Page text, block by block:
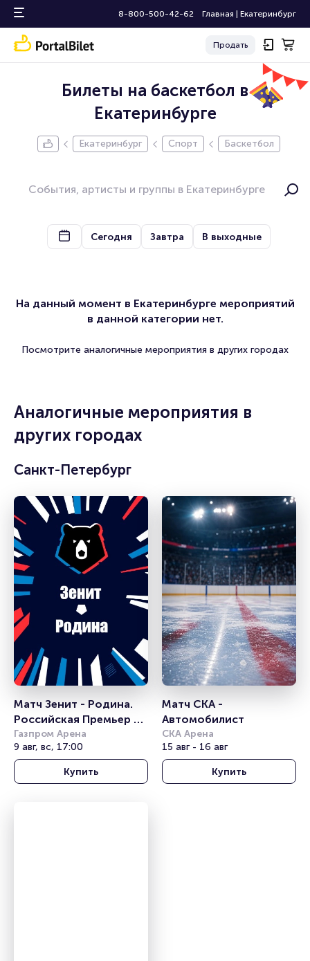
8-800-500-42-62 Главная Екатеринбург
Продать
Билеты на баскетбол в
Екатеринбурге
Екатеринбург Спорт Баскетбол
Сегодня Завтра В выходные
На данный момент в Екатеринбурге мероприятий
в данной категории нет.
Посмотрите аналогичные мероприятия в других городах
Аналогичные мероприятия в
других городах
Санкт-Петербург
Матч Зенит - Родина.
Российская Премьер
Лига
Газпром Арена
9 авг, вс, 17:00
Купить
Матч СКА -
Автомобилист
СКА Арена
15 авг - 16 авг
Купить